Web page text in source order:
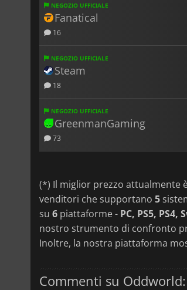
NEGOZIO UFFICIALE
Fanatical
16
NEGOZIO UFFICIALE
Steam
18
NEGOZIO UFFICIALE
GreenmanGaming
73
(*) Il miglior prezzo attualmente
venditori che supportano 5
su 6 piattaforme - PC, PS5,
nostro strumento di confronto
Inoltre, la nostra piattaforma
Commenti su